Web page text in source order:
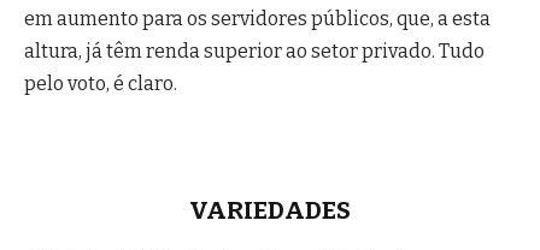
em aumento para os servidores públicos, que, a esta
altura, já têm renda superior ao setor privado. Tudo
pelo voto, é claro.
VARIEDADES